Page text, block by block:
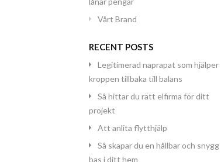
Vårt Brand
RECENT POSTS
Legitimerad naprapat som hjälper
kroppen tillbaka till balans
Så hittar du rätt elfirma för ditt
projekt
Att anlita flytthjälp
Så skapar du en hållbar och snygg
bas i ditt hem